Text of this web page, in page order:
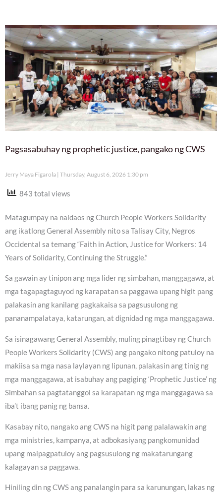
Pagsasabuhay ng prophetic justice, pangako ng CWS
Jerry Maya Figarola Thursday, August 6, 2026 1:30 pm
843 total views
Matagumpay na naidaos ng Church People Workers Solidarity
ang ikatlong General Assembly nito sa Talisay City, Negros
Occidental sa temang “Faith in Action, Justice for Workers: 14
Years of Solidarity, Continuing the Struggle.”
Sa gawain ay tinipon ang mga lider ng simbahan, manggagawa, at
mga tagapagtaguyod ng karapatan sa paggawa upang higit pang
palakasin ang kanilang pagkakaisa sa pagsusulong ng
pananampalataya, katarungan, at dignidad ng mga manggagawa.
Sa isinagawang General Assembly, muling pinagtibay ng Church
People Workers Solidarity (CWS) ang pangako nitong patuloy na
makiisa sa mga nasa laylayan ng lipunan, palakasin ang tinig ng
mga manggagawa, at isabuhay ang pagiging ‘Prophetic Justice’ ng
Simbahan sa pagtatanggol sa karapatan ng mga manggagawa sa
iba’t ibang panig ng bansa.
Kasabay nito, nangako ang CWS na higit pang palalawakin ang
mga ministries, kampanya, at adbokasiyang pangkomunidad
upang maipagpatuloy ang pagsusulong ng makatarungang
kalagayan sa paggawa.
Hiniling din ng CWS ang panalangin para sa karunungan, lakas ng